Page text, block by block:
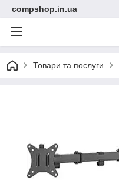
compshop.in.ua
Товари та послуги